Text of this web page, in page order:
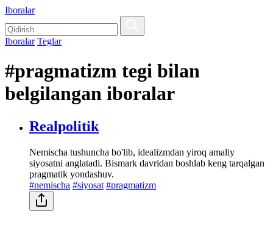
Iboralar
Iboralar Teglar
#pragmatizm tegi bilan
belgilangan iboralar
Realpolitik
Nemischa tushuncha bo'lib, idealizmdan yiroq amaliy
siyosatni anglatadi. Bismark davridan boshlab keng tarqalgan
pragmatik yondashuv.
#nemischa #siyosat #pragmatizm